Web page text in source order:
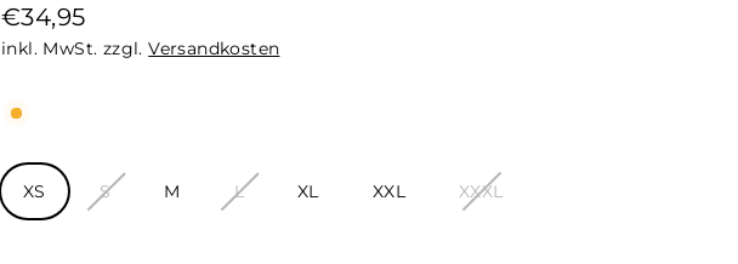
Normaler
Preis
€34,95
inkl. MwSt. zzgl.Versandkosten
Größe
XS S M L XL XXL XXXL